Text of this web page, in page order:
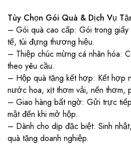
Tùy Chọn Gói Quà & Dịch Vụ
– Gói quà cao cấp: Gói trong giấy
tế, túi đựng thương hiệu.
– Thiệp chúc mừng cá nhân hóa:
theo yêu cầu.
– Hộp quà tặng kết hợp: Kết hợp
nước hoa, xịt thơm vải, nến thơm,
– Giao hàng bất ngờ: Gửi trực
mật đến khi mở hộp.
– Dành cho dịp đặc biệt: Sinh
quà tặng doanh nghiệp.